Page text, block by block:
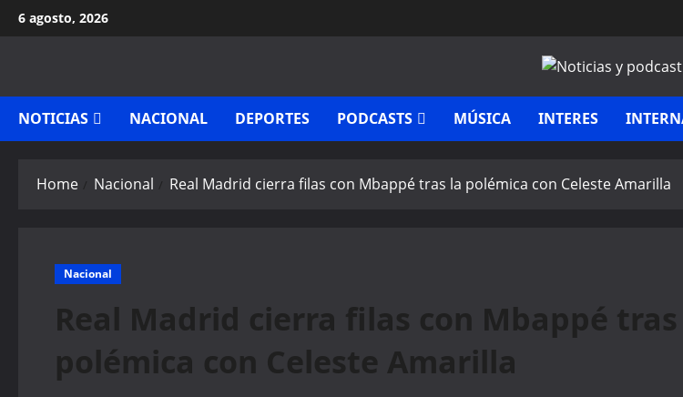
Skip
to
6 agosto, 2026
NOTICIAS NACIONAL DEPORTES PODCASTS MÚSICA INTERES
Home Nacional Real Madrid cierra filas con Mbappé tras la polémica con Celeste Amarilla
Nacional
Real Madrid cierra filas con Mbappé
polémica con Celeste Amarilla